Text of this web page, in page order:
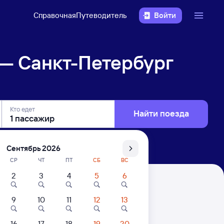
СправочнаяПутеводитель Войти
Санкт-Петербург
Кто едет Найти поезда
Ладож.
Сентябрь 2026
СР ЧТ ПТ СБ ВС
2 3 4 5 6
9 10 11 12 13